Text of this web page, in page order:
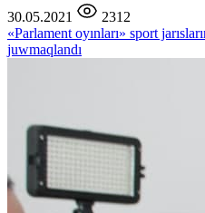
30.05.2021
2312
«Parlament oyınları» sport
juwmaqlandı